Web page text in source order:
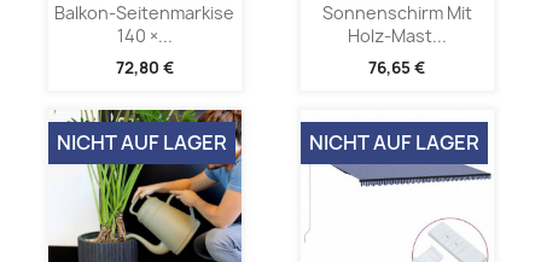
Balkon-Seitenmarkise
140 ×...
72,80 €
Sonnenschirm Mit
Holz-Mast...
76,65 €
NICHT AUF LAGER NICHT AUF LAGER